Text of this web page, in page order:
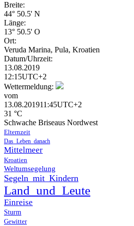
Breite:
44° 50.5' N
Länge:
13° 50.5' O
Ort:
Veruda Marina, Pula, Kroatien
Datum/Uhrzeit:
13.08.2019
12:15UTC+2
Wettermeldung:
vom
13.08.201911:45UTC+2
31 °C
Schwache Briseaus Nordwest
Elternzeit
Das_Leben_danach
Mittelmeer
Kroatien
Weltumsegelung
Segeln_mit_Kindern
Land_und_Leute
Einreise
Sturm
Gewitter